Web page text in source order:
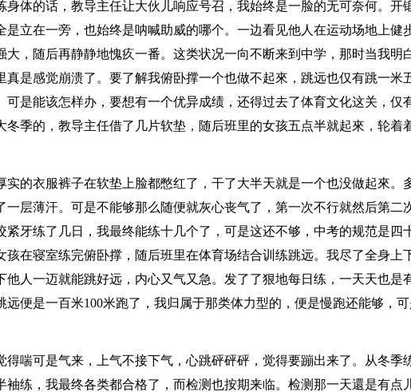
身体的话，教导主任让大伙儿响应号召，我始终是一脸的无可奈何。开
是立在一旁，也始终是呐喊助威的哪个。一边看见他人在运动场地上健
大，随后再静静地愧疚一番。这类状况一向不断来到中学，那时当我明
真是感觉崩溃了。要了解我俯卧撑一个也做不起來，跳远也仅有跳一米
可是能该怎样办，要想有一个优异成绩，还得过去了体育文化这关，仅
冬季的，教导主任借了几片软垫，随后班里的女孩五点半就起來，轮着
实的衣服裤子在软垫上脸都憋红了，干了大半天就是一个也没做起來。
一层薄汗。可是不能够那么随便就灰心丧气了，第一次不行就然后第二
紧牙练了几日，我最终能练十几个了，可是这还不够，中考的规范是四
孩在寝室练完俯卧撑，随后班里在体育场结合训练跳远。我尽了全身上
他人一迈就能跳好远，内心又气又急。发了了狠地每日练，一天天也是
远便是一百米100米跑了，我归属于那类体力型的，便是慢跑还能够，
得喘可是气来，上气不接下气，心跳砰砰砰，觉得要蹦出来了。从冬季
袖练，我最终各类都合格了，而检测也按期来临。检测那一天還是有点